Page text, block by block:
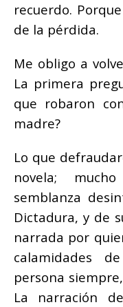
recuerdo.
de la pérdida.
Me obligo a
La primera
que robaron
madre?
Lo que
novela;
semblanza
Dictadura, y de
narrada por
calamidades
persona
La narración